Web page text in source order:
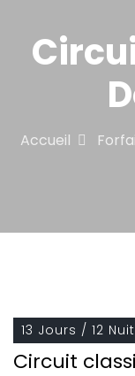
Accueil
13 Jours / 12
Circuit